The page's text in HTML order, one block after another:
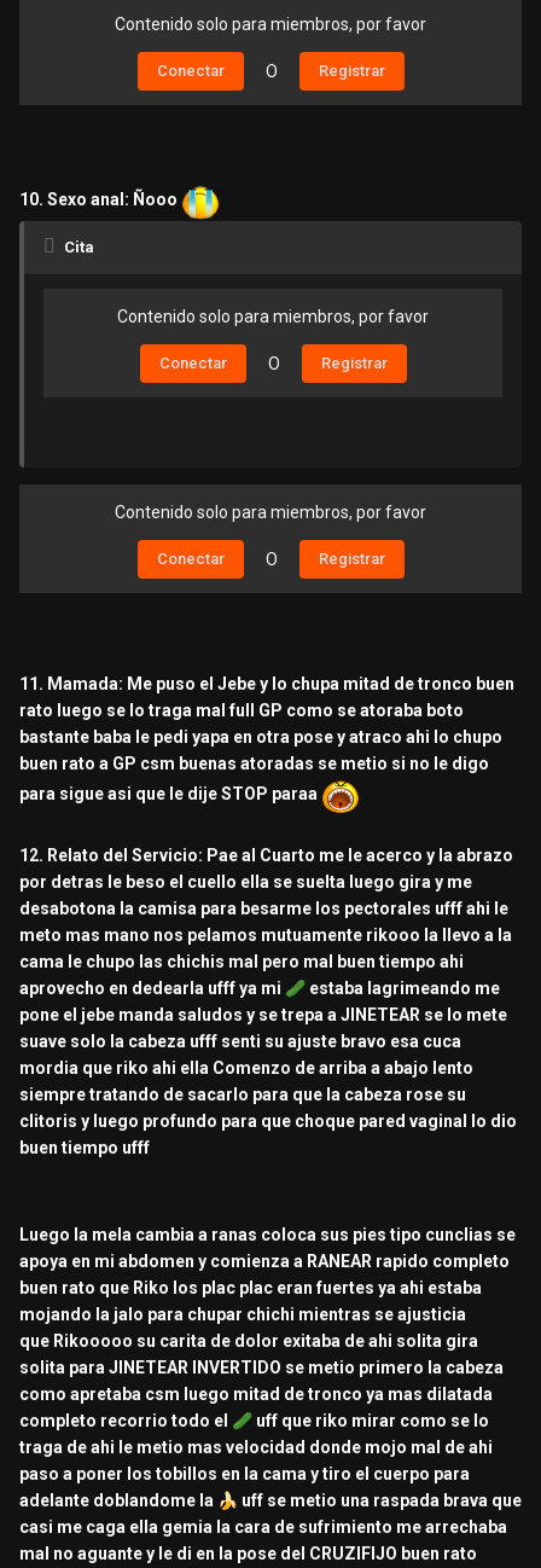
Contenido solo para miembros, por favor
Conectar O Registrar
10. Sexo anal: Ñooo
Cita
Contenido solo para miembros, por favor
Conectar O Registrar
Contenido solo para miembros, por favor
Conectar O Registrar
11. Mamada: Me puso el Jebe y lo chupa mitad de tronco buen
rato luego se lo traga mal full GP como se atoraba boto
bastante baba le pedi yapa en otra pose y atraco ahi lo chupo
buen rato a GP csm buenas atoradas se metio si no le digo
para sigue asi que le dije STOP paraa
12. Relato del Servicio: Pae al Cuarto me le acerco y la abrazo
por detras le beso el cuello ella se suelta luego gira y me
desabotona la camisa para besarme los pectorales ufff ahi le
meto mas mano nos pelamos mutuamente rikooo la llevo a la
cama le chupo las chichis mal pero mal buen tiempo ahi
aprovecho en dedearla ufff ya mi 🥒 estaba lagrimeando me
pone el jebe manda saludos y se trepa a JINETEAR se lo mete
suave solo la cabeza ufff senti su ajuste bravo esa cuca
mordia que riko ahi ella Comenzo de arriba a abajo lento
siempre tratando de sacarlo para que la cabeza rose su
clitoris y luego profundo para que choque pared vaginal lo dio
buen tiempo ufff
Luego la mela cambia a ranas coloca sus pies tipo cunclias se
apoya en mi abdomen y comienza a RANEAR rapido completo
buen rato que Riko los plac plac eran fuertes ya ahi estaba
mojando la jalo para chupar chichi mientras se ajusticia
que Rikooooo su carita de dolor exitaba de ahi solita gira
solita para JINETEAR INVERTIDO se metio primero la cabeza
como apretaba csm luego mitad de tronco ya mas dilatada
completo recorrio todo el 🥒 uff que riko mirar como se lo
traga de ahi le metio mas velocidad donde mojo mal de ahi
paso a poner los tobillos en la cama y tiro el cuerpo para
adelante doblandome la 🍌 uff se metio una raspada brava que
casi me caga ella gemia la cara de sufrimiento me arrechaba
mal no aguante y le di en la pose del CRUZIFIJO buen rato